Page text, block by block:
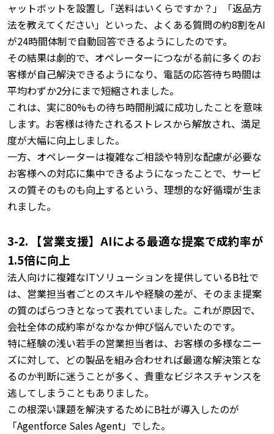
ャットボットを設置し「送料はいくらですか？」「返品方
法を教えてください」といった、よくある質問の約8割をAI
が24時間体制で自動回答できるようにしたのです。
その結果は劇的で、オペレーターにつながる前に多くのお
客様が自己解決できるようになり、電話の応答待ち時間は
平均わずか2分にまで短縮されました。
これは、実に80%もの待ち時間削減に成功したことを意味
します。 お客様は待たされるストレスから解放され、満足
度が大幅に向上しました。
一方、オペレーターは複雑なご相談や特別な配慮が必要な
お客様への対応に集中できるようになったことで、サービ
スの質そのものも向上するという、理想的な好循環が生ま
れました。
3-2. 【営業支援】AIによる最適な提案で成約率が
1.5倍に向上
法人向けに複雑なITソリューションを提供しているB社で
は、営業担当者ごとのスキルや経験の差が、そのまま提案
の質のばらつきとなって表れていました。 これが原因で、
会社全体の成約率がなかなか伸び悩んでいたのです。
特に経験の浅い若手の営業担当者は、お客様の多様なニー
ズに対して、どの製品を組み合わせれば最適な解決策とな
るのか判断に迷うことが多く、貴重なビジネスチャンスを
逃してしまうこともありました。
この根深い課題を解決するためにB社が導入したのが
「Agentforce Sales Agent」でした。